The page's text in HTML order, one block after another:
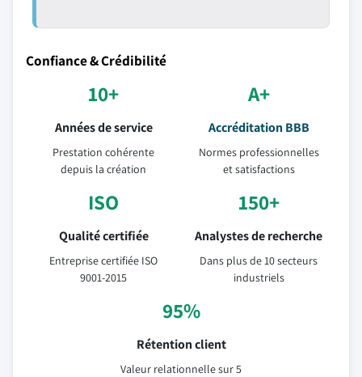
Confiance & Crédibilité
10+
Années de service
Prestation cohérente
depuis la création
A+
Accréditation BBB
Normes professionnelles
et satisfactions
ISO
Qualité certifiée
Entreprise certifiée ISO
9001-2015
150+
Analystes de recherche
Dans plus de 10 secteurs
industriels
95%
Rétention client
Valeur relationnelle sur 5